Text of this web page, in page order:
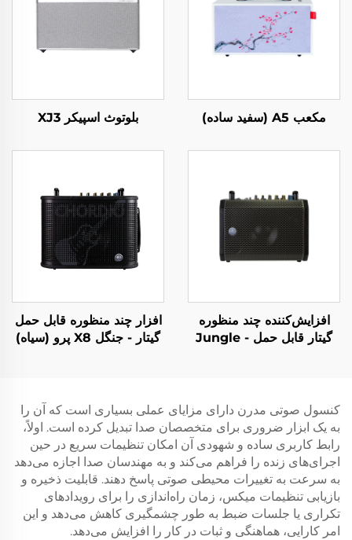
مکعب A5 (سفید ساده) بلوتوث اسپیکر XJ3
افزایش‌کننده چند منظوره
گیتار قابل حمل - Jungle
افزار چند منظوره قابل حمل
گیتار - جنگل X8 پرو (سیاه)
کنسول صوتی مدرن دارای مزایای عملی بسیاری است که آن را
به یک ابزار ضروری برای متخصصان صدا تبدیل کرده است. اولاً،
رابط کاربری ساده و شهودی آن امکان تنظیمات سریع در حین
اجرای‌های زنده را فراهم می‌کند و به مهندسان صدا اجازه می‌دهد
به سرعت به تغییرات محیطی صوتی پاسخ دهند. قابلیت ذخیره و
بازیابی تنظیمات میکس، زمان راه‌اندازی را برای رویدادهای
تکراری یا جلسات ضبط به طور چشمگیری کاهش می‌دهد و این
امر کارایی، هماهنگی و ثبات در کار را افزایش می‌دهد.